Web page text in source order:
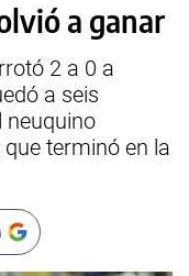
a ganar
2 a 0 a
a seis
neuquino
terminó en la